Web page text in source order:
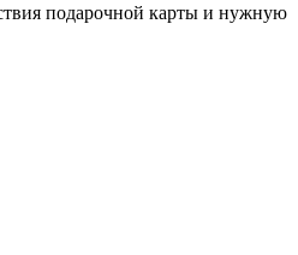
подарочной карты и нужную